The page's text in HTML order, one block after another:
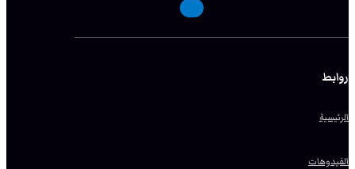
روابط
الرئيسية
الفيدوهات